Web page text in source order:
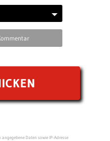
Daten sowie IP-Adresse